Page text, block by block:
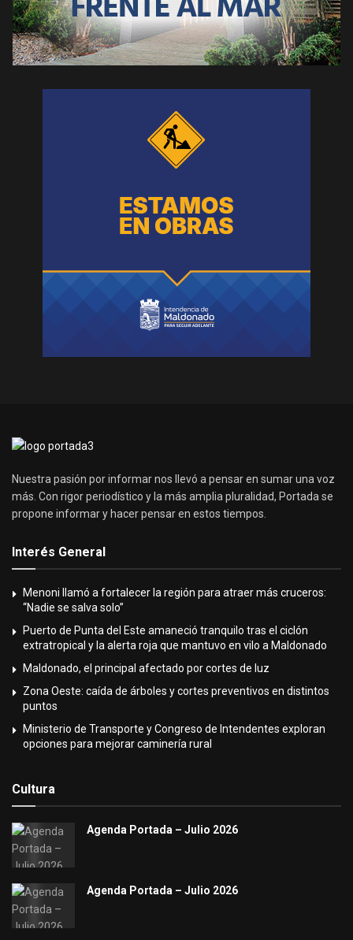
Nuestra pasión por informar nos llevó a pensar en sumar una voz
más. Con rigor periodístico y la más amplia pluralidad, Portada se
propone informar y hacer pensar en estos tiempos.
Interés General
Menoni llamó a fortalecer la región para atraer más cruceros:
“Nadie se salva solo”
Puerto de Punta del Este amaneció tranquilo tras el ciclón
extratropical y la alerta roja que mantuvo en vilo a Maldonado
Maldonado, el principal afectado por cortes de luz
Zona Oeste: caída de árboles y cortes preventivos en distintos
puntos
Ministerio de Transporte y Congreso de Intendentes exploran
opciones para mejorar caminería rural
Cultura
Agenda Portada – Julio 2026
Agenda Portada – Julio 2026